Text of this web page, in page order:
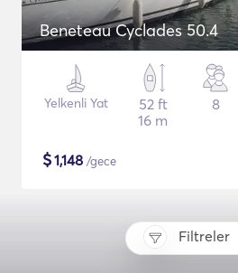
Filtreler
Beneteau Cyclades 50.4
Yelkenli Yat
52 ft
16 m
8
$1,148 /gece